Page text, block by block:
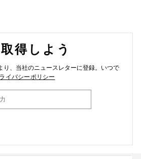
得しよう
り、当社のニュースレターに登録。いつで
イバシーポリシー